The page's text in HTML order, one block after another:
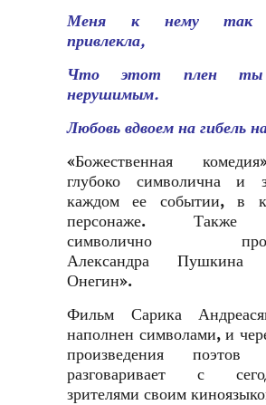
Меня к нему так
привлекла,
Что этот плен ты
нерушимым.
Любовь вдвоем на гибель
«Божественная
глубоко символична и
каждом ее событии, в
персонаже. Также
символично
Александра Пушкина
Онегин».
Фильм Сарика
наполнен символами, и
произведения поэтов
разговаривает с
зрителями своим